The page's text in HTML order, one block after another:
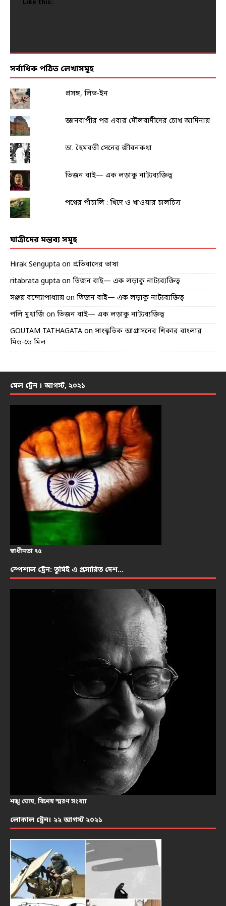
Like this:
Like this:
Like this:
Like this:
Like this:
সর্বাধিক পঠিত লেখাসমূহ
প্রসঙ্গ, লিভ-ইন
জ্ঞানবাপীর পর এবার মৌলবাদীদের চোখ আদিনায়
ডা. হৈমবতী সেনের জীবনকথা
তিজন বাই— এক লড়াকু নাট্যব্যক্তিত্ব
পথের পাঁচালি : খিদে ও খাওয়ার চালচিত্র
যাত্রীদের মন্তব্য সমূহ
Hirak Sengupta on প্রতিবাদের ভাষা
ritabrata gupta on তিজন বাই— এক লড়াকু নাট্যব্যক্তিত্ব
সঞ্জয় বন্দ্যোপাধ্যায় on তিজন বাই— এক লড়াকু নাট্যব্যক্তিত্ব
পলি মুখার্জি on তিজন বাই— এক লড়াকু নাট্যব্যক্তিত্ব
GOUTAM TATHAGATA on সাংস্কৃতিক আগ্রাসনের শিকার বাংলার
মিড-ডে মিল
মেল ট্রেন । আগস্ট, ২০২১
স্বাধীনতা ৭৫
স্পেশাল ট্রেন: তুমিই এ প্রসারিত দেশ…
শঙ্খ ঘোষ, বিশেষ স্মরণ সংখ্যা
লোকাল ট্রেন। ২২ আগস্ট ২০২১